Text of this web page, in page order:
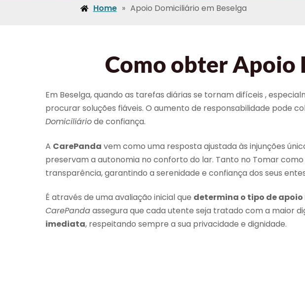
Home » Apoio Domiciliário em Beselga
Como obter Apoio
Em Beselga, quando as tarefas diárias se tornam difíceis ,
procurar soluções fiáveis. O aumento de responsabilidade pode
Domiciliáriode confiança.
A CarePanda vem como uma resposta ajustada às injunções
preservam a autonomia no conforto do lar. Tanto no Tomar
transparência, garantindo a serenidade e confiança dos seus
É através de uma avaliação inicial que determina o tipo de apoio
CarePandaassegura que cada utente seja tratado com a maior
imediata, respeitando sempre a sua privacidade e dignidade.